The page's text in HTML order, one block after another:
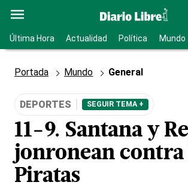
Última Hora Actualidad Política Mundo
Portada Mundo General
DEPORTES SEGUIR TEMA +
11-9. Santana y
jonronean contra
Piratas